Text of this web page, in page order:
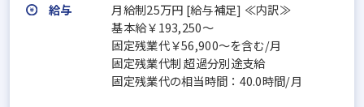
給与
月給制25万円 [給与補足] ≪内訳≫
基本給￥193,250～
固定残業代￥56,900～を含む/月
固定残業代制 超過分別途支給
固定残業代の相当時間：40.0時間/月